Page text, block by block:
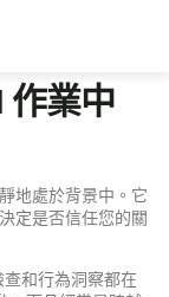
作業中
地處於背景中。它
定是否信任您的關
和行為洞察都在